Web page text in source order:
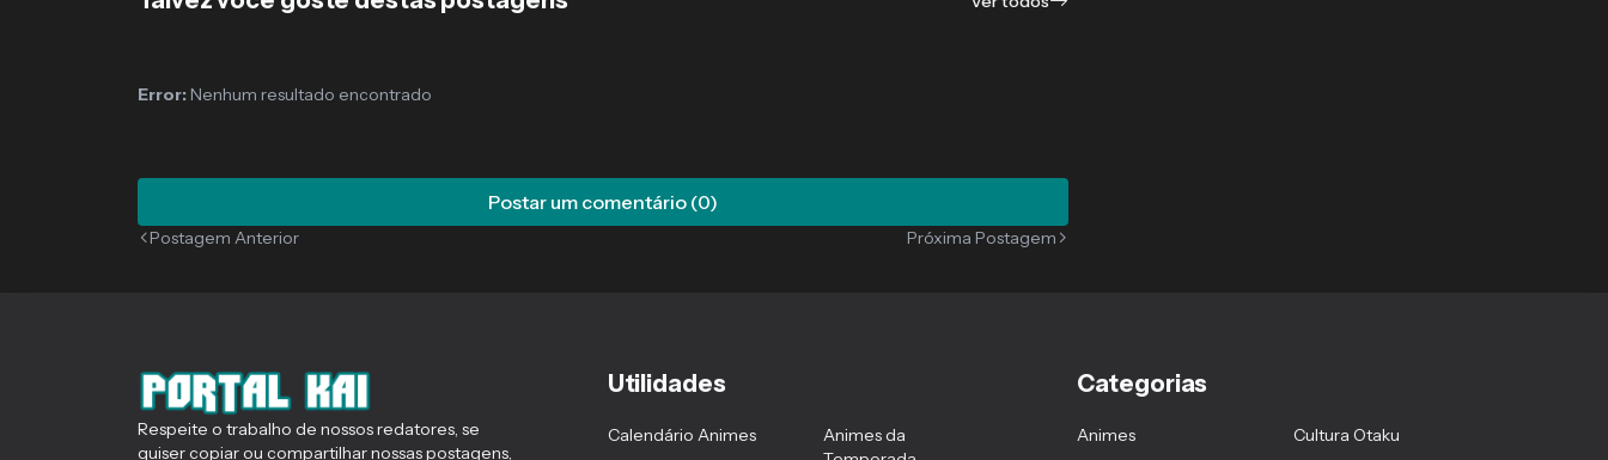
Error: Nenhum resultado encontrado
Postar um comentário (0)
Postagem Anterior Próxima Postagem
Respeite o trabalho de nossos redatores, se
quiser copiar ou compartilhar nossas postagens,
Utilidades
Calendário Animes
Animes da
Categorias
Animes Cultura Otaku